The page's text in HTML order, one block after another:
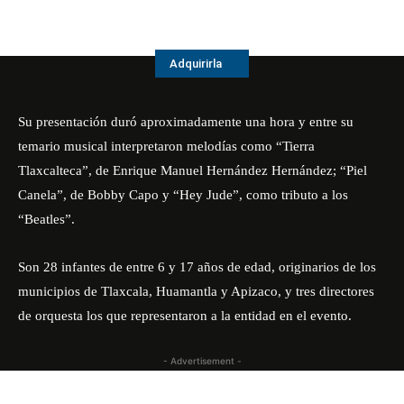
Adquirirla
Su presentación duró aproximadamente una hora y entre su
temario musical interpretaron melodías como “Tierra
Tlaxcalteca”, de Enrique Manuel Hernández Hernández; “Piel
Canela”, de Bobby Capo y “Hey Jude”, como tributo a los
“Beatles”.
Son 28 infantes de entre 6 y 17 años de edad, originarios de los
municipios de Tlaxcala, Huamantla y Apizaco, y tres directores
de orquesta los que representaron a la entidad en el evento.
- Advertisement -